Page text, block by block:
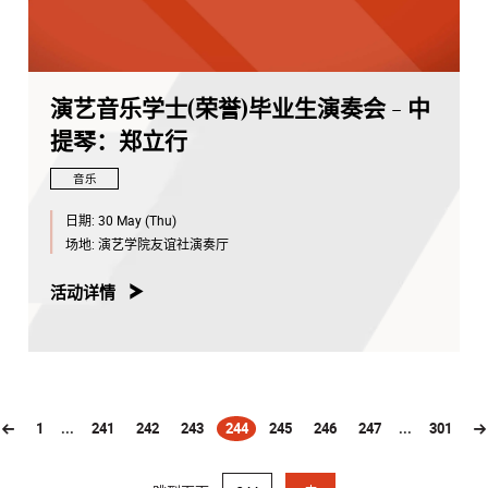
演艺音乐学士(荣誉)毕业生演奏会 - 中
提琴：郑立行
音乐
日期: 30 May (Thu)
场地: 演艺学院友谊社演奏厅
活动详情
1 ... 241 242 243 244
(current)245 246 247 ... 301